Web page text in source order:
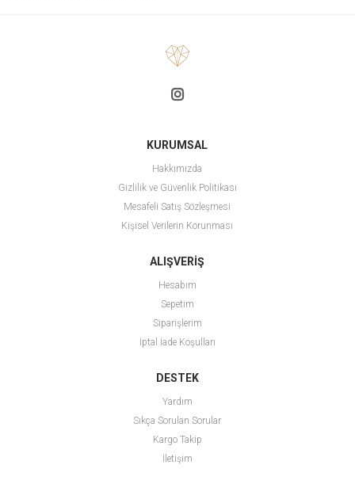
KURUMSAL
Hakkımızda
Gizlilik ve Güvenlik Politikası
Mesafeli Satış Sözleşmesi
Kişisel Verilerin Korunması
ALIŞVERİŞ
Hesabım
Sepetim
Siparişlerim
İptal İade Koşulları
DESTEK
Yardım
Sıkça Sorulan Sorular
Kargo Takip
İletişim